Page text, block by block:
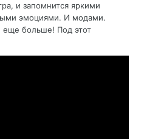
и запомнится яркими
эмоциями. И модами.
больше! Под этот